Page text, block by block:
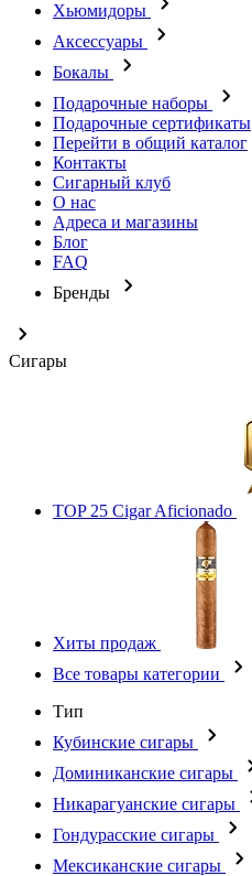
Хьюмидоры
Аксессуары
Бокалы
Подарочные наборы
Подарочные сертификаты
Перейти в общий каталог
Контакты
Сигарный клуб
О нас
Адреса и магазины
Блог
FAQ
Бренды
Сигары
TOP 25 Cigar Aficionado
Хиты продаж
Все товары категории
Тип
Кубинские сигары
Доминиканские сигары
Никарагуанские сигары
Гондурасские сигары
Мексиканские сигары